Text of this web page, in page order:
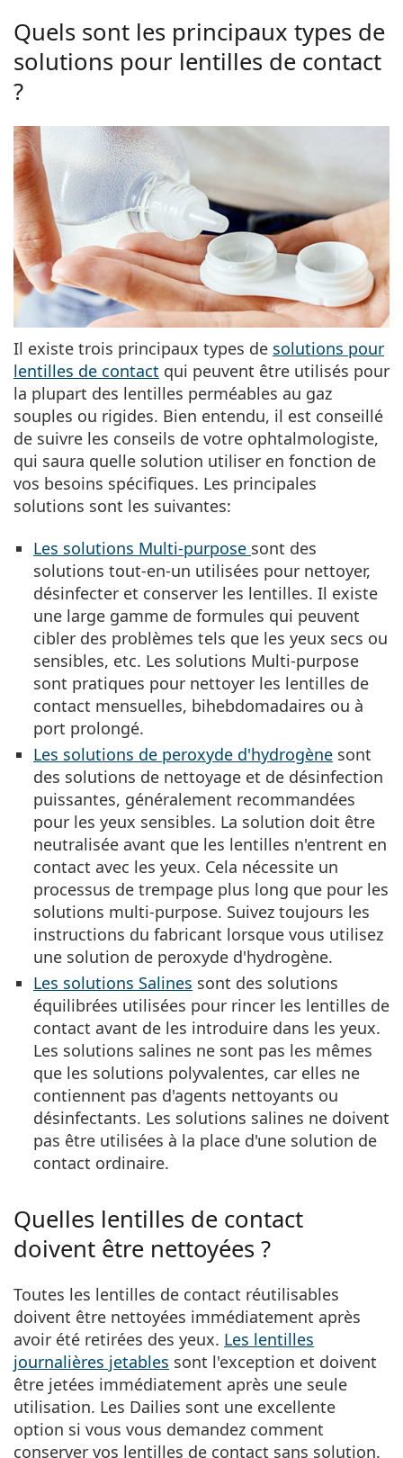
Quels sont les principaux types de
solutions pour lentilles de contact
?
Il existe trois principaux types de solutions pour
lentilles de contact qui peuvent être utilisés pour
la plupart des lentilles perméables au gaz
souples ou rigides. Bien entendu, il est conseillé
de suivre les conseils de votre ophtalmologiste,
qui saura quelle solution utiliser en fonction de
vos besoins spécifiques. Les principales
solutions sont les suivantes:
Les solutions Multi-purpose sont des
solutions tout-en-un utilisées pour nettoyer,
désinfecter et conserver les lentilles. Il existe
une large gamme de formules qui peuvent
cibler des problèmes tels que les yeux secs ou
sensibles, etc. Les solutions Multi-purpose
sont pratiques pour nettoyer les lentilles de
contact mensuelles, bihebdomadaires ou à
port prolongé.
Les solutions de peroxyde d'hydrogène sont
des solutions de nettoyage et de désinfection
puissantes, généralement recommandées
pour les yeux sensibles. La solution doit être
neutralisée avant que les lentilles n'entrent en
contact avec les yeux. Cela nécessite un
processus de trempage plus long que pour les
solutions multi-purpose. Suivez toujours les
instructions du fabricant lorsque vous utilisez
une solution de peroxyde d'hydrogène.
Les solutions Salines sont des solutions
équilibrées utilisées pour rincer les lentilles de
contact avant de les introduire dans les yeux.
Les solutions salines ne sont pas les mêmes
que les solutions polyvalentes, car elles ne
contiennent pas d'agents nettoyants ou
désinfectants. Les solutions salines ne doivent
pas être utilisées à la place d'une solution de
contact ordinaire.
Quelles lentilles de contact
doivent être nettoyées ?
Toutes les lentilles de contact réutilisables
doivent être nettoyées immédiatement après
avoir été retirées des yeux. Les lentilles
journalières jetables sont l'exception et doivent
être jetées immédiatement après une seule
utilisation. Les Dailies sont une excellente
option si vous vous demandez comment
conserver vos lentilles de contact sans solution.